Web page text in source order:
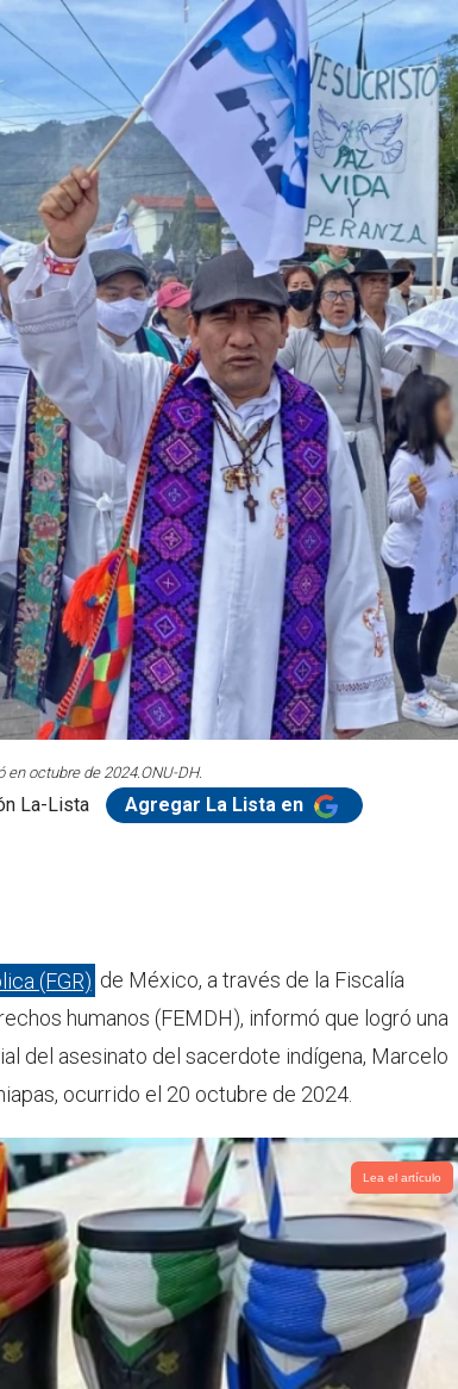
en octubre de 2024.ONU-DH.
La-Lista Agregar La Lista en
(FGR) de México, a través de la Fiscalía
humanos (FEMDH), informó que logró una
del asesinato del sacerdote indígena, Marcelo
ocurrido el 20 octubre de 2024.
Lea el artículo